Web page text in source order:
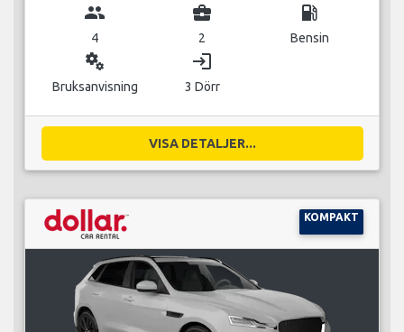
group
4
business_center
2
local_gas_station
Bensin
miscellaneous_services
Bruksanvisning
login
3 Dörr
VISA DETALJER...
KOMPAKT